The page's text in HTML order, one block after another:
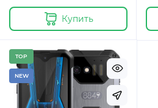
Купить
TOP
NEW